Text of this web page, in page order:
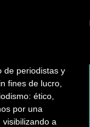
de periodistas y
fines de lucro,
ético,
por una
a